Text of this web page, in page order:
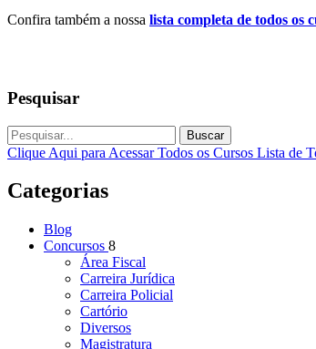
Confira também a nossa lista completa de todos os
Pesquisar
Buscar
Clique Aqui para Acessar Todos os Cursos Lista de
Categorias
Blog
Concursos 8
Área Fiscal
Carreira Jurídica
Carreira Policial
Cartório
Diversos
Magistratura